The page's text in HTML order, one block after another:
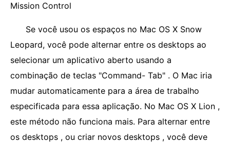
Mission Control
Se você usou os espaços no Mac OS X Snow
Leopard, você pode alternar entre os desktops ao
selecionar um aplicativo aberto usando a
combinação de teclas "Command- Tab" . O Mac iria
mudar automaticamente para a área de trabalho
especificada para essa aplicação. No Mac OS X Lion ,
este método não funciona mais. Para alternar entre
os desktops , ou criar novos desktops , você deve